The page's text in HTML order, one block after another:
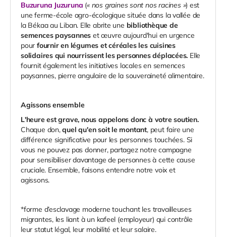
Buzuruna Juzuruna (« nos graines sont nos racines ») est
une ferme-école agro-écologique située dans la vallée de
la Békaa au Liban. Elle abrite une bibliothèque de
semences paysannes et œuvre aujourd'hui en urgence
pour fournir en légumes et céréales les cuisines
solidaires qui nourrissent les personnes déplacées. Elle
fournit également les initiatives locales en semences
paysannes, pierre angulaire de la souveraineté alimentaire.
Agissons ensemble
L'heure est grave, nous appelons donc à votre soutien.
Chaque don,quel qu'en soit le montant, peut faire une
différence significative pour les personnes touchées. Si
vous ne pouvez pas donner, partagez notre campagne
pour sensibiliser davantage de personnes à cette cause
cruciale. Ensemble, faisons entendre notre voix et
agissons.
*forme d’esclavage moderne touchant les travailleuses
migrantes, les liant à un kafeel (employeur) qui contrôle
leur statut légal, leur mobilité et leur salaire.